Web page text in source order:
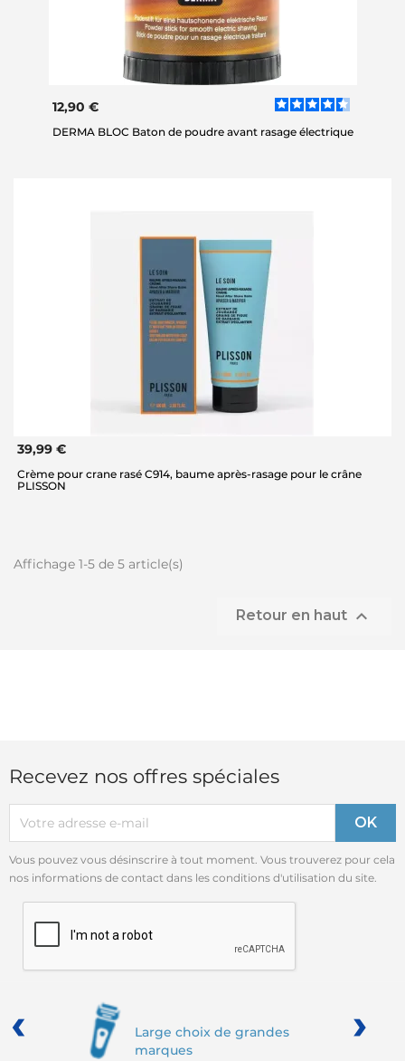
12,90 €
DERMA BLOC Baton de poudre avant rasage électrique
39,99 €
Crème pour crane rasé C914, baume après-rasage pour le crâne
PLISSON
Affichage 1-5 de 5 article(s)
Retour en haut 
Recevez nos offres spéciales
Vous pouvez vous désinscrire à tout moment. Vous trouverez pour cela
nos informations de contact dans les conditions d'utilisation du site.
Large choix de grandes
marques
‹ ›